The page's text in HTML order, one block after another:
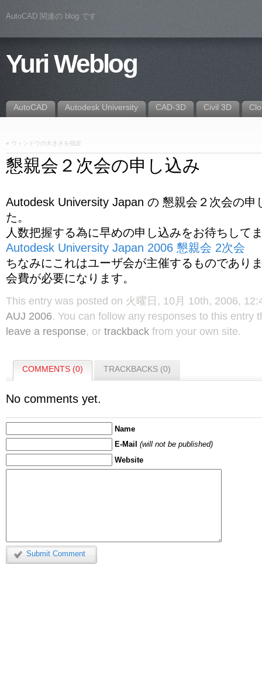
AutoCAD 関連の blog です
Yuri Weblog
AutoCAD Autodesk University CAD-3D Civil 3D
« ウィンドウの大きさを指定
懇親会２次会の申し込み
Autodesk University Japan の 懇親会２次会の申
た。
人数把握する為に早めの申し込みをお待ちして
Autodesk University Japan 2006 懇親会 2次会
ちなみにこれはユーザ会が主催するものであり
会費が必要になります。
This entry was posted on 火曜日, 10月 10th, 2006,
AUJ 2006. You can follow any responses to this entry
leave a response, or trackback from your own site.
COMMENTS (0) TRACKBACKS (0)
No comments yet.
Name
E-Mail(will not be published)
Website
Submit Comment